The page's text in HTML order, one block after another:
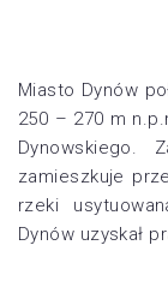
Miasto Dynów
250 – 270 m
Dynowskiego.
zamieszkuje
rzeki
Dynów uzyskał